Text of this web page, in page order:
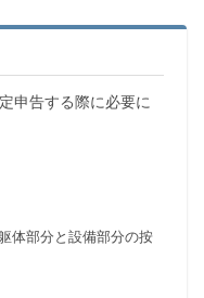
申告する際に必要に
体部分と設備部分の按